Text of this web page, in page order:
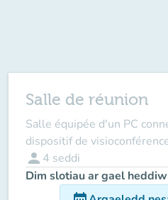
Salle de réunion
Salle équipée d'un PC
dispositif de
person 4 seddi
Dim slotiau ar gael heddiw